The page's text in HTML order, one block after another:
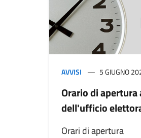
AVVISI 5 GIUGNO
Orario di
dell'ufficio
Orari di apertura